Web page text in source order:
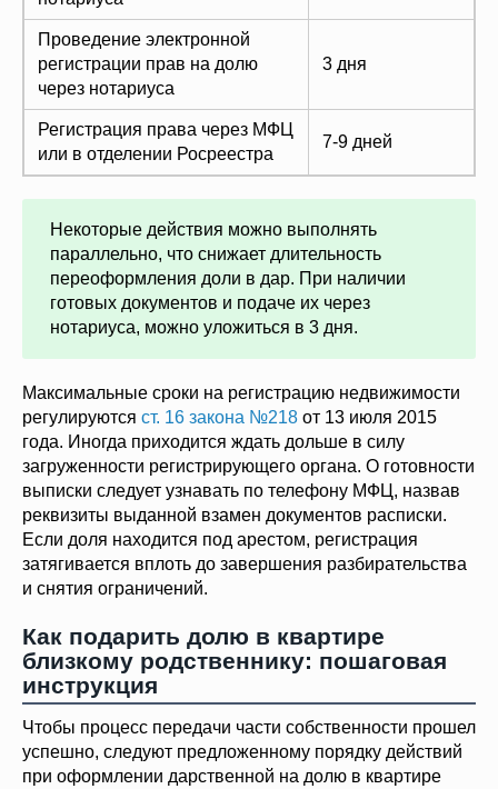
Проведение электронной
регистрации прав на долю
через нотариуса
3 дня
Регистрация права через МФЦ
или в отделении Росреестра
7-9 дней
Некоторые действия можно выполнять
параллельно, что снижает длительность
переоформления доли в дар. При наличии
готовых документов и подаче их через
нотариуса, можно уложиться в 3 дня.
Максимальные сроки на регистрацию недвижимости
регулируются ст. 16 закона №218 от 13 июля 2015
года. Иногда приходится ждать дольше в силу
загруженности регистрирующего органа. О готовности
выписки следует узнавать по телефону МФЦ, назвав
реквизиты выданной взамен документов расписки.
Если доля находится под арестом, регистрация
затягивается вплоть до завершения разбирательства
и снятия ограничений.
Как подарить долю в квартире
близкому родственнику: пошаговая
инструкция
Чтобы процесс передачи части собственности прошел
успешно, следуют предложенному порядку действий
при оформлении дарственной на долю в квартире